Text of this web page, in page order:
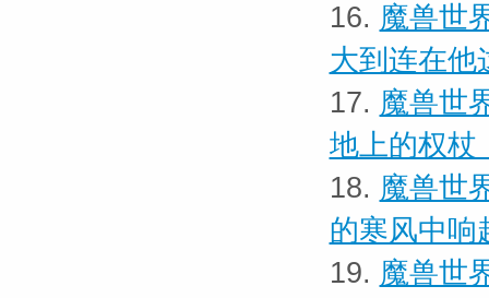
16. 魔兽世
大到连在他
17. 魔兽世
地上的权杖
18. 魔兽世
的寒风中响
19. 魔兽世